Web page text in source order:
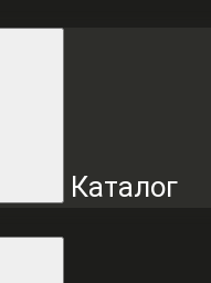
Каталог